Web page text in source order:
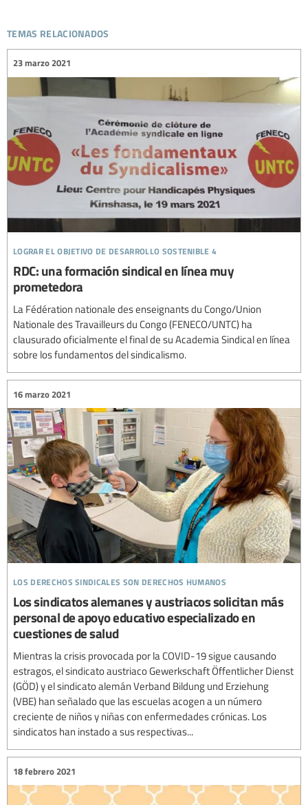
temas relacionados
lograr el objetivo de desarrollo sostenible 4
23 marzo 2021
RDC: una formación sindical en línea muy
prometedora
La Fédération nationale des enseignants du Congo/Union
Nationale des Travailleurs du Congo (FENECO/UNTC) ha
clausurado oficialmente el final de su Academia Sindical en línea
sobre los fundamentos del sindicalismo.
los derechos sindicales son derechos humanos
16 marzo 2021
Los sindicatos alemanes y austriacos solicitan más
personal de apoyo educativo especializado en
cuestiones de salud
Mientras la crisis provocada por la COVID-19 sigue causando
estragos, el sindicato austriaco Gewerkschaft Öffentlicher Dienst
(GÖD) y el sindicato alemán Verband Bildung und Erziehung
(VBE) han señalado que las escuelas acogen a un número
creciente de niños y niñas con enfermedades crónicas. Los
sindicatos han instado a sus respectivas...
18 febrero 2021